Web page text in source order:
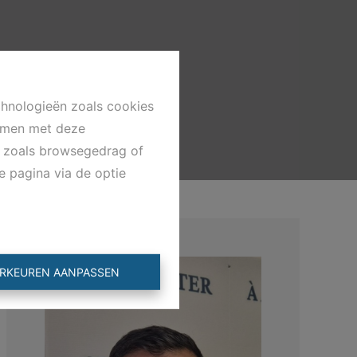
zoals cookies
met deze
browsegedrag of
pagina via de optie
AANPASSEN